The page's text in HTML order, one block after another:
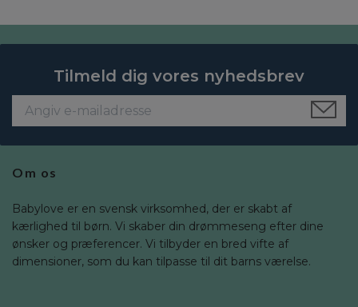
Tilmeld dig vores nyhedsbrev
Om os
Babylove er en svensk virksomhed, der er skabt af
kærlighed til børn. Vi skaber din drømmeseng efter dine
ønsker og præferencer. Vi tilbyder en bred vifte af
dimensioner, som du kan tilpasse til dit barns værelse.